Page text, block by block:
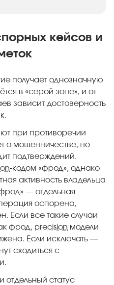
кейсов и
получает однозначную
в «серой зоне», и от
зависит достоверность
при противоречии
о мошенничестве, но
подтверждений.
-кодом «фрод», однако
активность владельца
— отдельная
оспорена,
Если все такие случаи
фрод, precision модели
Если исключать —
сходиться с
отдельный статус